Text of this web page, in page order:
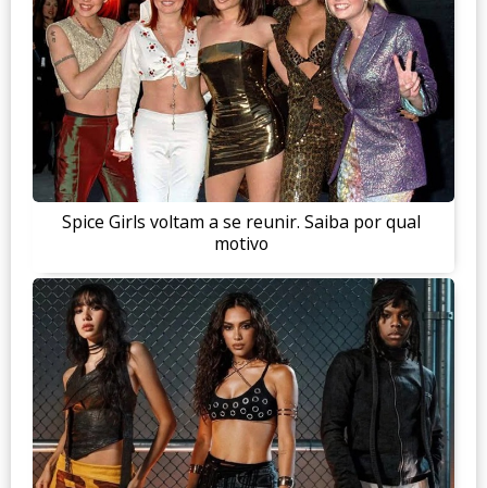
Spice Girls voltam a se reunir. Saiba por qual
motivo